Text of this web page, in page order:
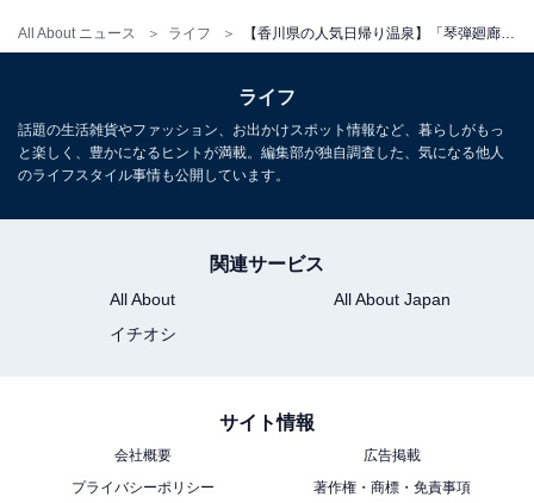
All About ニュース ライフ
【香川県の人気日帰り温泉】「仏生山温泉」
ライフ
話題の生活雑貨やファッション、お出かけスポット情報など、暮らしがもっ
と楽しく、豊かになるヒントが満載。編集部が独自調査した、気になる他人
のライフスタイル事情も公開しています。
関連サービス
All About
All About Japan
イチオシ
サイト情報
会社概要
広告掲載
プライバシーポリシー
著作権・商標・免責事項